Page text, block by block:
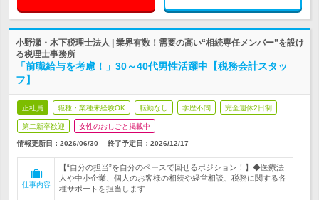
小野瀬・木下税理士法人 | 業界有数！需要の高い“相続専任メンバー”を設け
る税理士事務所
「前職給与を考慮！」30～40代男性活躍中【税務会計スタッ
フ】
正社員 職種・業種未経験OK 転勤なし 学歴不問 完全週休2日制
第二新卒歓迎 女性のおしごと掲載中
情報更新日：2026/06/30 終了予定日： 2026/12/17
仕事内容
【“自分の担当”を自分のペースで回せるポジション！】◆医療法
人や中小企業、個人のお客様の相続や経営相談、税務に関する各
種サポートを担当します